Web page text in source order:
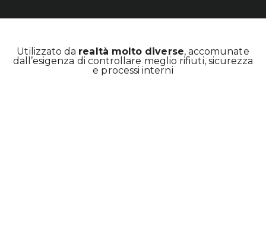
Utilizzato da realtà molto diverse, accomunate
dall’esigenza di controllare meglio rifiuti, sicurezza
e processi interni